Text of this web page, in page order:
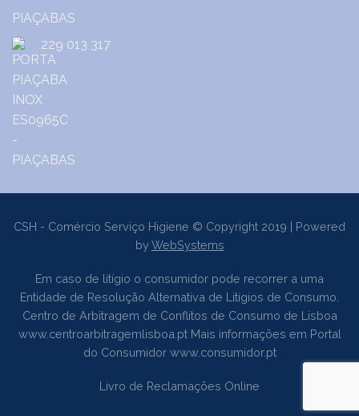
229 013 317
CSH - Comércio Serviço Higiene © Copyright 2019 | Powered
byWebSystems
Em caso de litígio o consumidor pode recorrer a uma
Entidade de Resolução Alternativa de Litígios de Consumo.
Centro de Arbitragem de Conflitos de Consumo de Lisboa
www.centroarbitragemlisboa.ptMais informações em Portal
do Consumidor www.consumidor.pt
Livro de Reclamações Online